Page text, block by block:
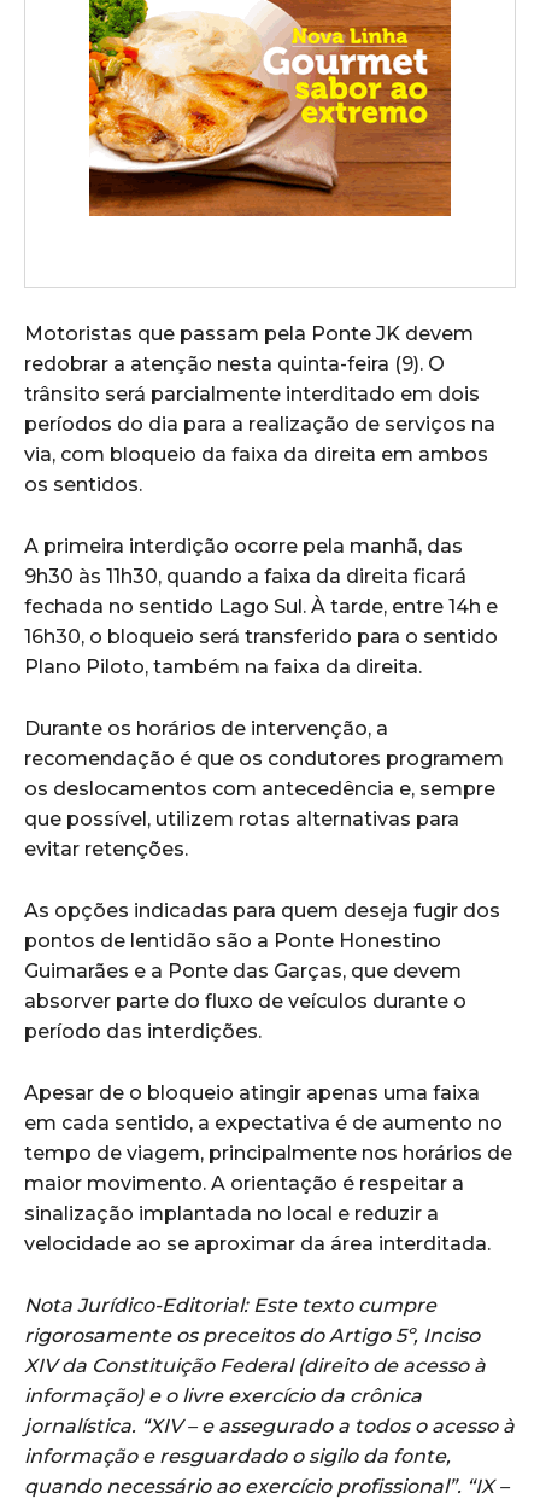
Motoristas que passam pela Ponte JK devem
redobrar a atenção nesta quinta-feira (9). O
trânsito será parcialmente interditado em dois
períodos do dia para a realização de serviços na
via, com bloqueio da faixa da direita em ambos
os sentidos.
A primeira interdição ocorre pela manhã, das
9h30 às 11h30, quando a faixa da direita ficará
fechada no sentido Lago Sul. À tarde, entre 14h e
16h30, o bloqueio será transferido para o sentido
Plano Piloto, também na faixa da direita.
Durante os horários de intervenção, a
recomendação é que os condutores programem
os deslocamentos com antecedência e, sempre
que possível, utilizem rotas alternativas para
evitar retenções.
As opções indicadas para quem deseja fugir dos
pontos de lentidão são a Ponte Honestino
Guimarães e a Ponte das Garças, que devem
absorver parte do fluxo de veículos durante o
período das interdições.
Apesar de o bloqueio atingir apenas uma faixa
em cada sentido, a expectativa é de aumento no
tempo de viagem, principalmente nos horários de
maior movimento. A orientação é respeitar a
sinalização implantada no local e reduzir a
velocidade ao se aproximar da área interditada.
Nota Jurídico-Editorial: Este texto cumpre
rigorosamente os preceitos do Artigo 5º, Inciso
XIV da Constituição Federal (direito de acesso à
informação) e o livre exercício da crônica
jornalística. “XIV – e assegurado a todos o acesso à
informação e resguardado o sigilo da fonte,
quando necessário ao exercício profissional”. “IX –